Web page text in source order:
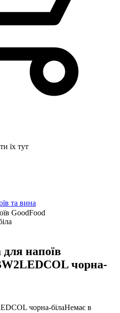
їх тут
та вина
GoodFood
напоїв
чорна-
чорна-білаНемає в